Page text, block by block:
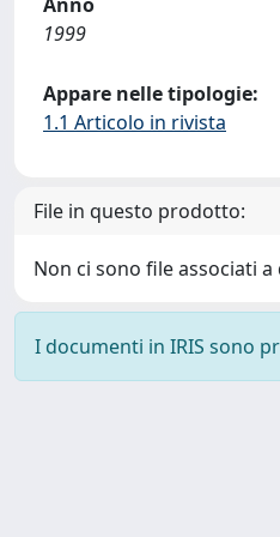
1999
Appare nelle tipologie:
1.1 Articolo in rivista
File in questo prodotto:
Non ci sono file associati
I documenti in IRIS sono